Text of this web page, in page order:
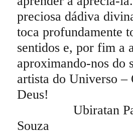
preciosa dádiva
toca profundamente
sentidos e, por fim a
aproximando-nos do
artista do Universo –
Deus!
Ubiratan
Souza